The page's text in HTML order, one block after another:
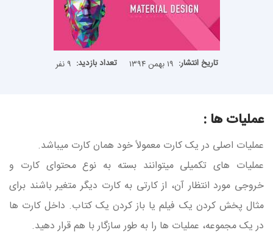
تاریخ انتشار: ۱۹ بهمن ۱۳۹۴ تعداد بازدید: ۹ نفر
عملیات ها :
عملیات اصلی در یک کارت معمولاً خود همان کارت میباشد.
عملیات های تکمیلی میتوانند بسته به نوع محتوای کارت و
خروجی مورد انتظار آن، از کارتی به کارت دیگر متغیر باشند برای
مثال پخش کردن یک فیلم یا باز کردن یک کتاب. داخل کارت ها
در یک مجموعه، عملیات ها را به طور سازگار با هم قرار دهید.